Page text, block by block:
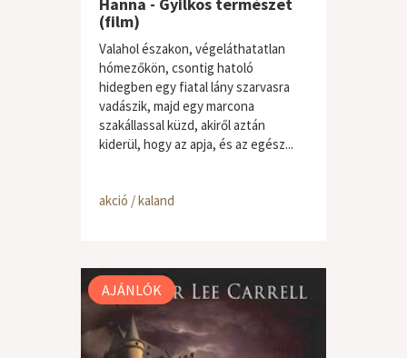
(film)
Valahol északon, végeláthatatlan
hómezőkön, csontig hatoló
hidegben egy fiatal lány szarvasra
vadászik, majd egy marcona
szakállassal küzd, akiről aztán
kiderül, hogy az apja, és az egész...
akció / kaland
AJÁNLÓK